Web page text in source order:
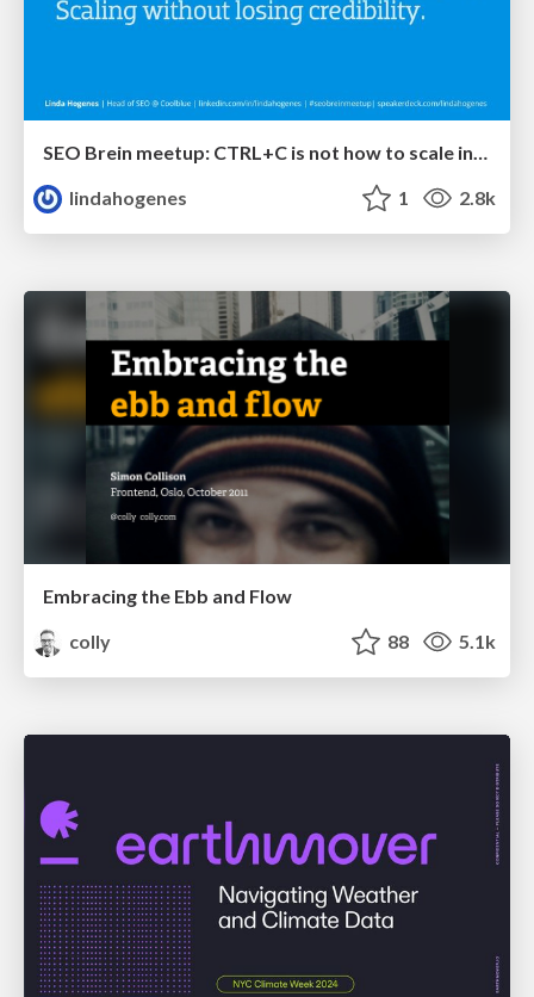
lindahogenes
1 2.8k
Embracing the Ebb and Flow
colly
88 5.1k